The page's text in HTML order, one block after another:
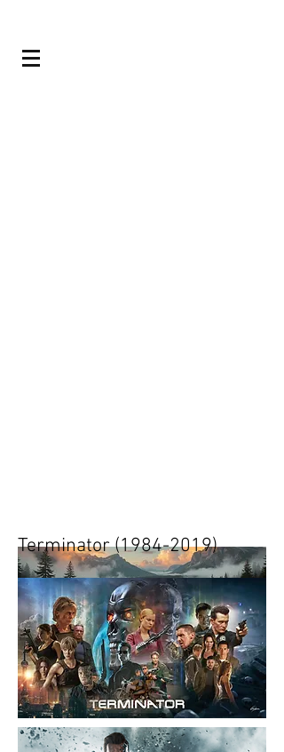
Terminator(1984-2019)